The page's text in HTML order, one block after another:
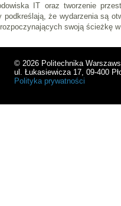
IT oraz tworzenie
podkreślają, że wydarzenia są
swoją ścieżkę
© 2026 Politechnika
ul. Łukasiewicza 17, 09-400
Polityka prywatności